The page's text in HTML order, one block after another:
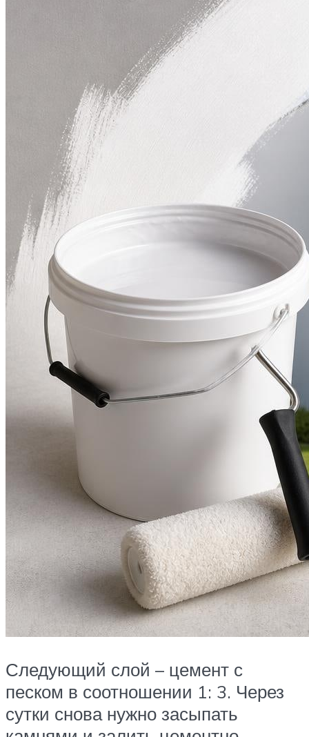
Следующий слой – цемент с
песком в соотношении 1: 3. Через
сутки снова нужно засыпать